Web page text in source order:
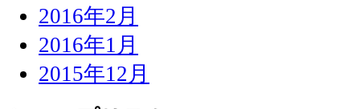
2016年2月
2016年1月
2015年12月